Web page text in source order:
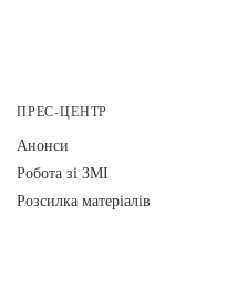
ПРЕС-ЦЕНТР
Анонси
Робота зі ЗМІ
Розсилка матеріалів